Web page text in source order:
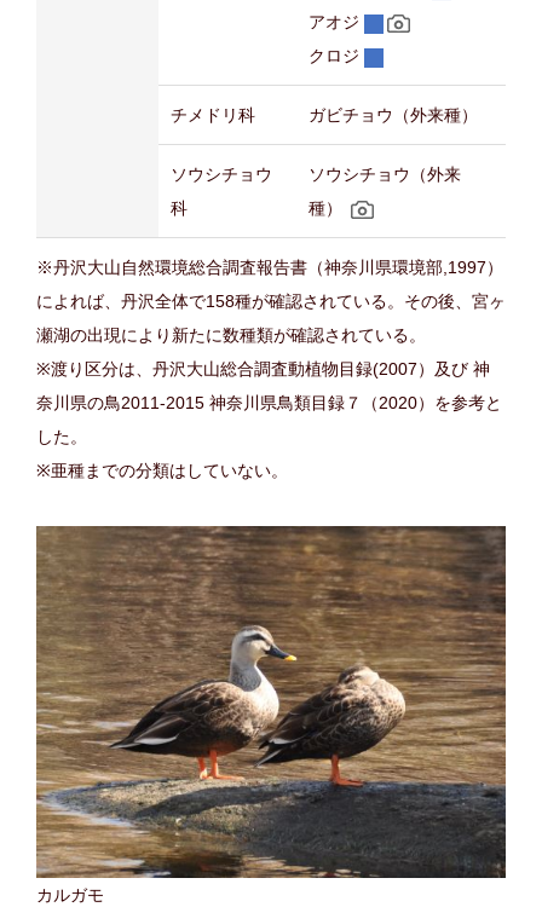
アオジ
クロジ
チメドリ科 ガビチョウ（外来種）
ソウシチョウ
科
ソウシチョウ（外来
種）
※丹沢大山自然環境総合調査報告書（神奈川県環境部,1997）
によれば、丹沢全体で158種が確認されている。その後、宮ヶ
瀬湖の出現により新たに数種類が確認されている。
※渡り区分は、丹沢大山総合調査動植物目録(2007）及び 神
奈川県の鳥2011-2015 神奈川県鳥類目録７（2020）を参考と
した。
※亜種までの分類はしていない。
カルガモ